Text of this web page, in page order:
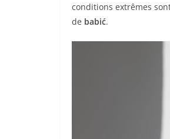
conditions extrêmes
de babić.